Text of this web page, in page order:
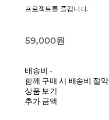
프로젝트를 즐깁니다.
59,000원
배송비 -
함께 구매 시 배송비 절약
상품 보기
추가 금액